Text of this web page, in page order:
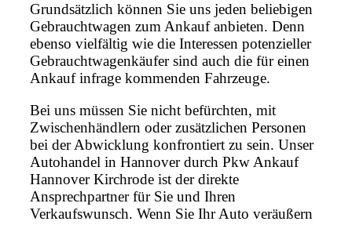
Grundsätzlich können Sie uns jeden beliebigen
Gebrauchtwagen zum Ankauf anbieten. Denn
ebenso vielfältig wie die Interessen potenzieller
Gebrauchtwagenkäufer sind auch die für einen
Ankauf infrage kommenden Fahrzeuge.
Bei uns müssen Sie nicht befürchten, mit
Zwischenhändlern oder zusätzlichen Personen
bei der Abwicklung konfrontiert zu sein. Unser
Autohandel in Hannover durch Pkw Ankauf
Hannover Kirchrode ist der direkte
Ansprechpartner für Sie und Ihren
Verkaufswunsch. Wenn Sie Ihr Auto veräußern